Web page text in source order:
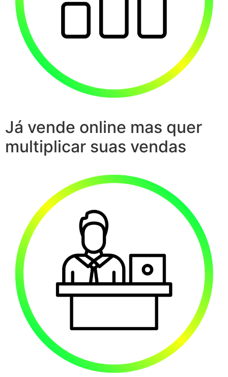
Já vende online mas quer
multiplicar suas vendas